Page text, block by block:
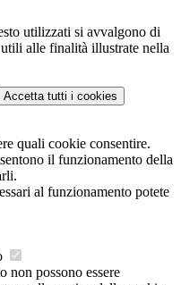
utilizzati si avvalgono di
alle finalità illustrate nella
Accetta tutti i cookies
quali cookie consentire.
il funzionamento della
al funzionamento potete
non possono essere